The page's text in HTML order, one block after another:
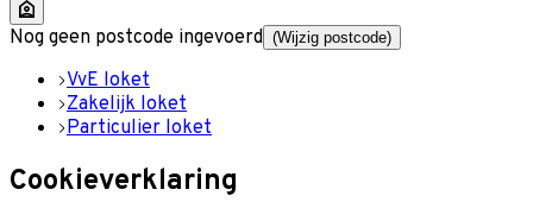
Nog geen postcode ingevoerd (Wijzig postcode)
VvE loket
Zakelijk loket
Particulier loket
Cookieverklaring